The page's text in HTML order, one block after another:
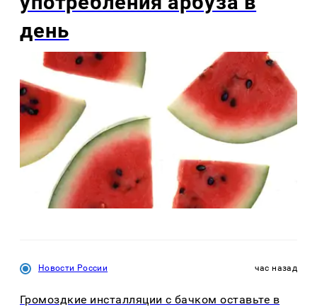
день
Новости России час назад
Громоздкие инсталляции с бачком оставьте в